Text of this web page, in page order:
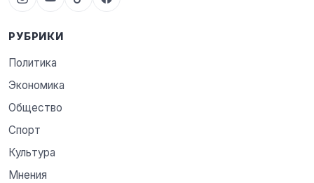
РУБРИКИ
Политика
Экономика
Общество
Спорт
Культура
Мнения